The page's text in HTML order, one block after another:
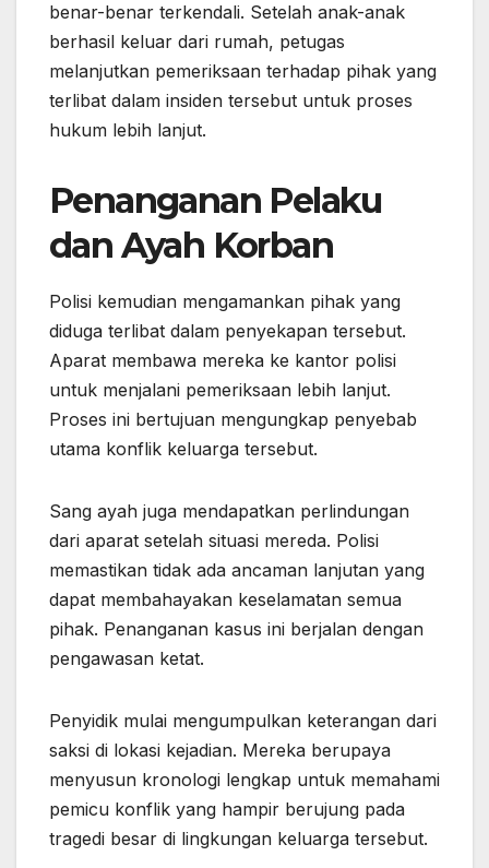
benar-benar terkendali. Setelah anak-anak
berhasil keluar dari rumah, petugas
melanjutkan pemeriksaan terhadap pihak yang
terlibat dalam insiden tersebut untuk proses
hukum lebih lanjut.
Penanganan Pelaku
dan Ayah Korban
Polisi kemudian mengamankan pihak yang
diduga terlibat dalam penyekapan tersebut.
Aparat membawa mereka ke kantor polisi
untuk menjalani pemeriksaan lebih lanjut.
Proses ini bertujuan mengungkap penyebab
utama konflik keluarga tersebut.
Sang ayah juga mendapatkan perlindungan
dari aparat setelah situasi mereda. Polisi
memastikan tidak ada ancaman lanjutan yang
dapat membahayakan keselamatan semua
pihak. Penanganan kasus ini berjalan dengan
pengawasan ketat.
Penyidik mulai mengumpulkan keterangan dari
saksi di lokasi kejadian. Mereka berupaya
menyusun kronologi lengkap untuk memahami
pemicu konflik yang hampir berujung pada
tragedi besar di lingkungan keluarga tersebut.